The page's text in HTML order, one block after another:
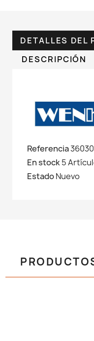
DETALLES DEL
DESCRIPCIÓN
Referencia
En stock5
EstadoNuevo